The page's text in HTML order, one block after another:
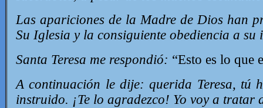
Las apariciones de la Madre de Dios han
Su Iglesia y la consiguiente obediencia a su
Santa Teresa me respondió: “Esto es lo que
A continuación le dije: querida Teresa, tú
instruido. ¡Te lo agradezco! Yo voy a tratar